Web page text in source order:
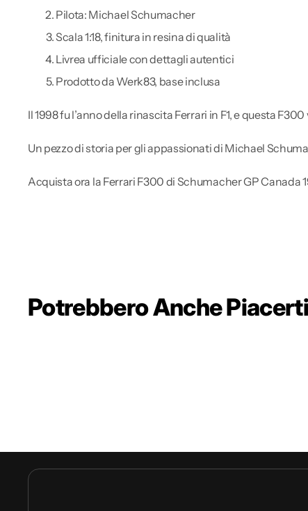
Pilota: Michael Schumacher
Scala 1:18, finitura in resina di qualità
Livrea ufficiale con dettagli autentici
Prodotto da Werk83, base inclusa
Il 1998 fu l’anno della rinascita Ferrari in F1, e questa
Un pezzo di storia per gli appassionati di Michael
Acquista ora la Ferrari F300 di Schumacher GP Canada
Potrebbero Anche Piacerti